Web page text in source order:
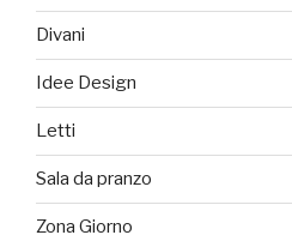
Divani
Idee Design
Letti
Sala da pranzo
Zona Giorno